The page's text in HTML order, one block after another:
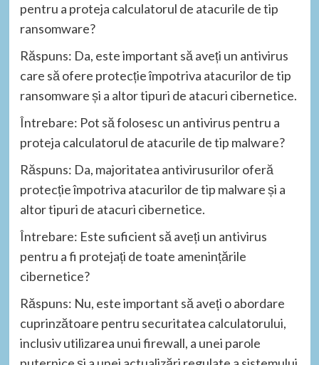
pentru a proteja calculatorul de atacurile de tip
ransomware?
Răspuns: Da, este important să aveți un antivirus
care să ofere protecție împotriva atacurilor de tip
ransomware și a altor tipuri de atacuri cibernetice.
Întrebare: Pot să folosesc un antivirus pentru a
proteja calculatorul de atacurile de tip malware?
Răspuns: Da, majoritatea antivirusurilor oferă
protecție împotriva atacurilor de tip malware și a
altor tipuri de atacuri cibernetice.
Întrebare: Este suficient să aveți un antivirus
pentru a fi protejați de toate amenințările
cibernetice?
Răspuns: Nu, este important să aveți o abordare
cuprinzătoare pentru securitatea calculatorului,
inclusiv utilizarea unui firewall, a unei parole